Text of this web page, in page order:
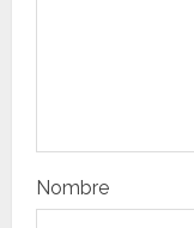
t
Nombre